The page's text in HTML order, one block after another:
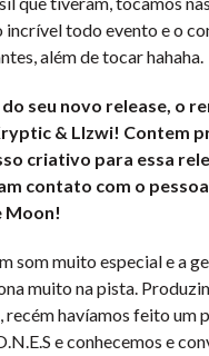
todo evento e o
além de tocar hahaha.
seu novo release, o
& LIzwi! Contem
criativo para essa
contato com o
Moon!
som muito especial e a
muito na pista.
recém havíamos feito um
e conhecemos e